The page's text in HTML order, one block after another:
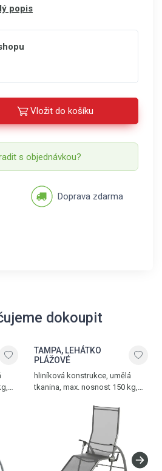
popis
Vložit do košíku
s objednávkou?
Doprava zdarma
dokoupit
TAMPA, LEHÁTKO
PLÁŽOVÉ
hliníková konstrukce, umělá
tkanina, max. nosnost 150 kg,